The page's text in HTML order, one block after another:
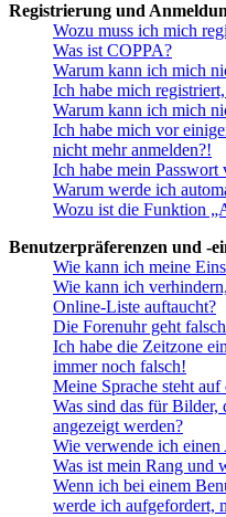
Registrierung und
Wozu muss ich mich
Was ist COPPA?
Warum kann ich mich
Ich habe mich
Warum kann ich mich
Ich habe mich vor
nicht mehr anmelden?!
Ich habe mein Passwort
Warum werde ich
Wozu ist die Funktion
Benutzerpräferenzen und -
Wie kann ich meine
Wie kann ich
Online-Liste auftaucht?
Die Forenuhr geht
Ich habe die Zeitzone
immer noch falsch!
Meine Sprache steht
Was sind das für Bilder,
angezeigt werden?
Wie verwende ich einen
Was ist mein Rang und
Wenn ich bei einem
werde ich aufgefordert,